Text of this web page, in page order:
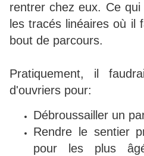
rentrer chez eux. Ce
les tracés linéaires où il
bout de parcours.
Pratiquement, il
d'ouvriers pour:
Débroussailler un
Rendre le sentier
pour les plus